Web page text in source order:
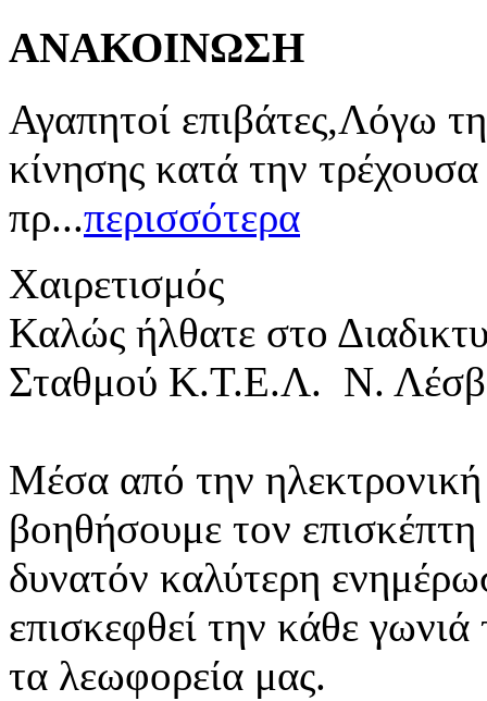
ΑΝΑΚΟΙΝΩΣΗ
Αγαπητοί επιβάτες,Λόγω
κίνησης κατά την
πρ...περισσότερα
Χαιρετισμός
Καλώς ήλθατε στο
Σταθμού Κ.Τ.Ε.Λ. Ν.
Μέσα από την ηλεκτρονική
βοηθήσουμε τον
δυνατόν καλύτερη
επισκεφθεί την κάθε
τα λεωφορεία μας.